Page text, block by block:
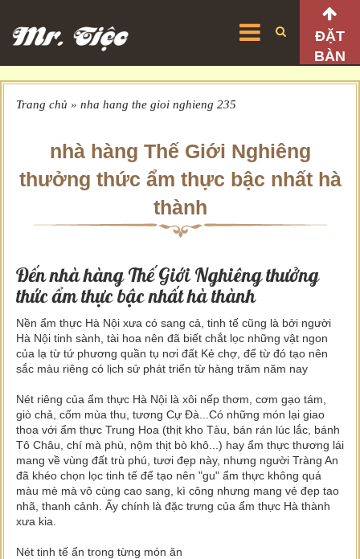
ĐẶT
BÀN
Trang chủ » nha hang the gioi nghieng 235
nhà hàng Thế Giới Nghiêng
thưởng thức ẩm thực bậc nhất hà
thành
Đến nhà hàng Thế Giới Nghiêng thưởng
thức ẩm thực bậc nhất hà thành
Nền ẩm thực Hà Nội xưa có sang cả, tinh tế cũng là bởi người
Hà Nội tinh sành, tài hoa nên đã biết chắt lọc những vật ngon
của lạ từ tứ phương quần tụ nơi đất Kẻ chợ, để từ đó tạo nên
sắc màu riêng có lịch sử phát triển từ hàng trăm năm nay
Nét riêng của ẩm thực Hà Nội là xôi nếp thơm, cơm gạo tám,
giò chả, cốm mùa thu, tương Cự Đà...Có những món lại giao
thoa với ẩm thực Trung Hoa (thịt kho Tàu, bán rán lúc lắc, bánh
Tô Châu, chí mà phù, nộm thịt bò khô...) hay ẩm thực thương lái
mang về vùng đất trù phú, tươi đẹp này, nhưng người Tràng An
đã khéo chọn lọc tinh tế để tạo nên "gu" ẩm thực không quá
màu mè mà vô cùng cao sang, kì công nhưng mang vẻ đẹp tao
nhã, thanh cảnh. Ấy chính là đặc trưng của ẩm thực Hà thành
xưa kia.
Nét tinh tế ẩn trong từng món ăn